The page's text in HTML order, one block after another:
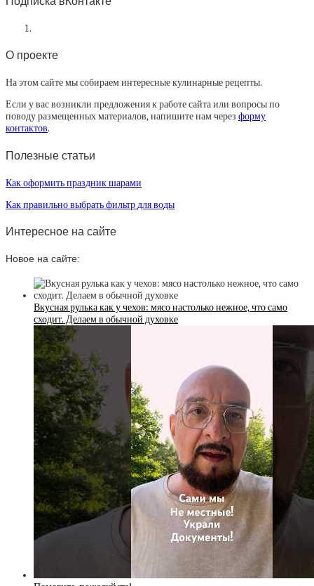
О проекте
На этом сайте мы собираем интересные кулинарные рецепты.
Если у вас возникли предложения к работе сайта или вопросы по
поводу размещенных материалов, напишите нам через форму
контактов.
Полезные статьи
Как оформить праздник шарами
Как правильно выбрать фильтр для воды
Интересное на сайте
Новое на сайте:
Вкусная рулька как у чехов: мясо настолько нежное, что само
сходит. Делаем в обычной духовке